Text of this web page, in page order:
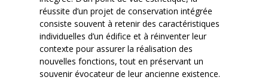
réussite d’un projet de conservation intégrée
consiste souvent à retenir des caractéristiques
individuelles d’un édifice et à réinventer leur
contexte pour assurer la réalisation des
nouvelles fonctions, tout en préservant un
souvenir évocateur de leur ancienne existence.